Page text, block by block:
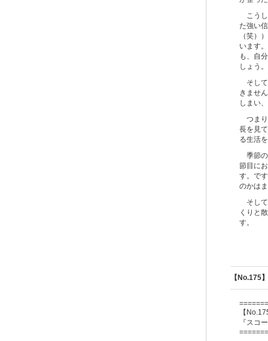
こうし
た強い
（笑）
います
も、自
しょう。
そして
きませ
しまい
つまり
長を見
る生活
季節の
節目に
す。で
のかは
そして
くりと
す。
【No.175
【
『スコ